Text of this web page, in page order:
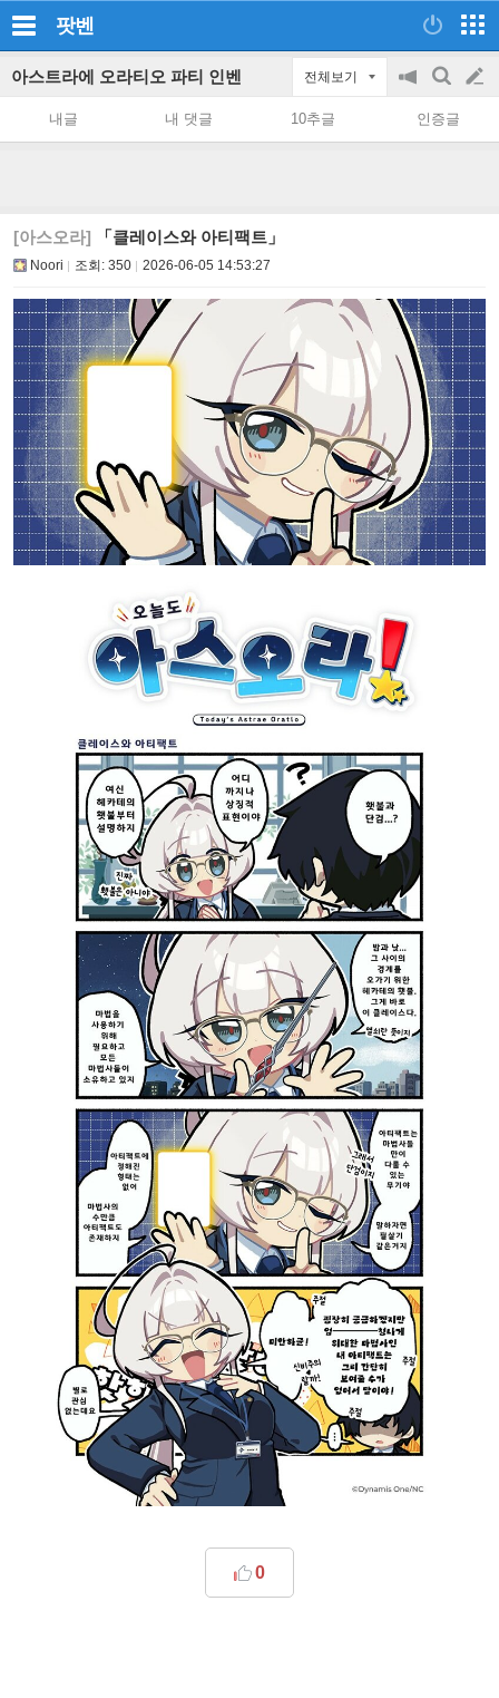
팟벤
아스트라에 오라티오 파티 인벤 전체보기
공
on/off
검
색
글
쓰
내글 내 댓글 10추글 인증글
[아스오라] 「클레이스와 아티팩트」
Noori 조회: 350 2026-06-05 14:53:27
0